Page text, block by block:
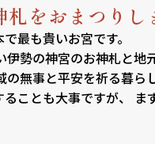
をおまつりし
最も貴いお宮です。
勢の神宮のお神札と地
無事と平安を祈る暮ら
ことも大事ですが、 ま